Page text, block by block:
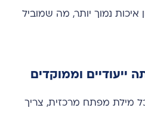
נמוך יותר, מה שמוביל
ייעודיים וממוקדים
מילת מפתח מרכזית, צריך